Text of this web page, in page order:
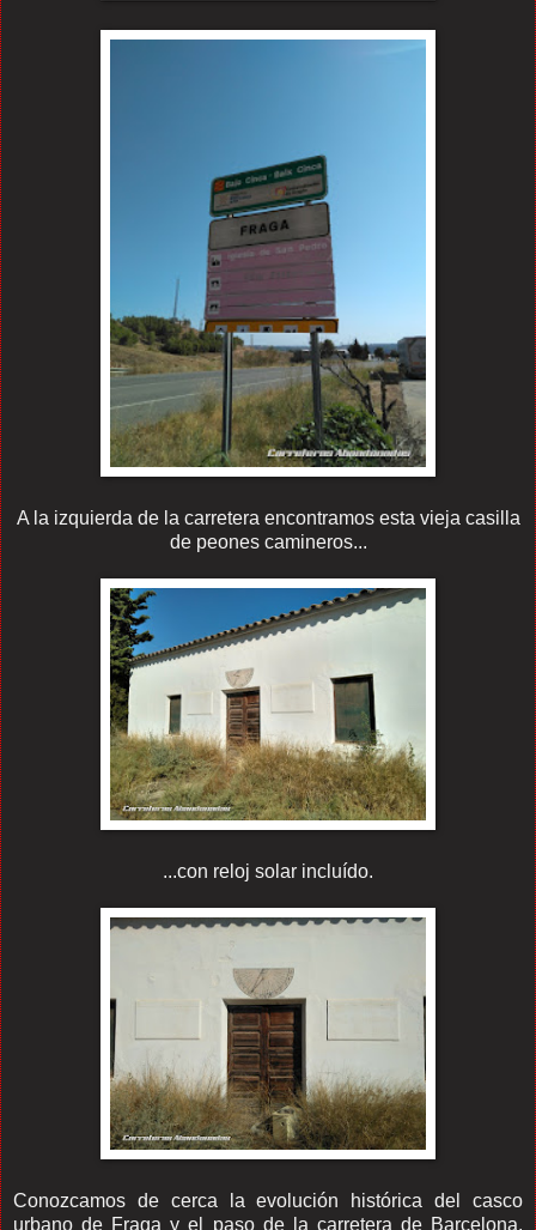
A la izquierda de la carretera encontramos esta vieja casilla
de peones camineros...
...con reloj solar incluído.
Conozcamos de cerca la evolución histórica del casco
urbano de Fraga y el paso de la carretera de Barcelona.